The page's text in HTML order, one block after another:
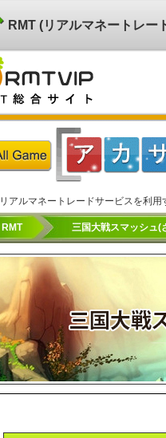
RMT (リアルマネートレー
リアルマネートレードサービスを利
RMT 三国大戦スマッシュ(